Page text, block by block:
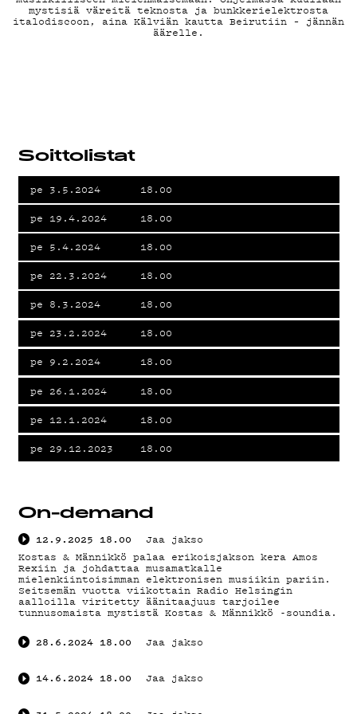
YSTÄVÄKLUBI
TIETOSUOJA
KIRJAUDU SISÄÄN
mystisiä väreitä teknosta ja bunkkerielektrosta
italodiscoon, aina Kälviän kautta Beirutiin – jännän
äärelle.
Soittolistat
pe 3.5.2024 18.00
pe 19.4.2024 18.00
pe 5.4.2024 18.00
pe 22.3.2024 18.00
pe 8.3.2024 18.00
pe 23.2.2024 18.00
pe 9.2.2024 18.00
pe 26.1.2024 18.00
pe 12.1.2024 18.00
pe 29.12.2023 18.00
On-demand
12.9.2025 18.00
Jaa jakso
Kostas & Männikkö palaa erikoisjakson kera Amos
Rexiin ja johdattaa musamatkalle
mielenkiintoisimman elektronisen musiikin pariin.
Seitsemän vuotta viikottain Radio Helsingin
aalloilla viritetty äänitaajuus tarjoilee
tunnusomaista mystistä Kostas & Männikkö -soundia.
28.6.2024 18.00 Jaa jakso
14.6.2024 18.00 Jaa jakso